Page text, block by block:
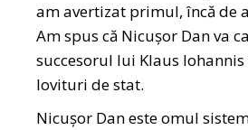
am avertizat primul, încă de
Am spus că Nicușor Dan va
succesorul lui Klaus
lovituri de stat.
Nicușor Dan este omul